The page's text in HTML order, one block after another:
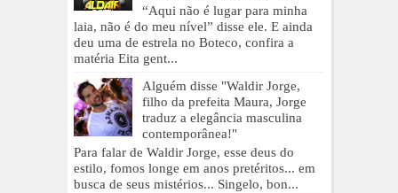
“Aqui não é lugar para minha
laia, não é do meu nível” disse ele. E ainda
deu uma de estrela no Boteco, confira a
matéria Eita gent...
Alguém disse "Waldir Jorge,
filho da prefeita Maura, Jorge
traduz a elegância masculina
contemporânea!"
Para falar de Waldir Jorge, esse deus do
estilo, fomos longe em anos pretéritos... em
busca de seus mistérios... Singelo, bon...